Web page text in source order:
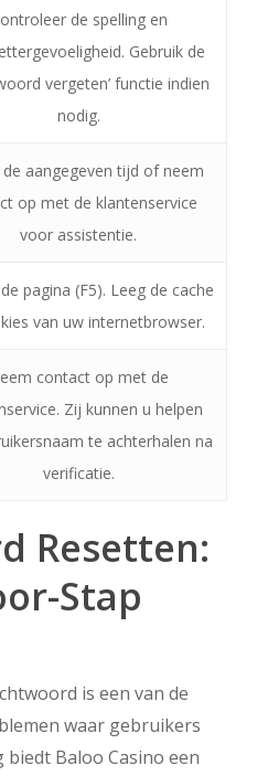
de spelling en
Gebruik de
vergeten’ functie indien
nodig.
aangegeven tijd of neem
op met de klantenservice
voor assistentie.
pagina (F5). Leeg de cache
van uw internetbrowser.
contact op met de
Zij kunnen u helpen
te achterhalen na
verificatie.
Resetten:
Stap
is een van de
waar gebruikers
Baloo Casino een